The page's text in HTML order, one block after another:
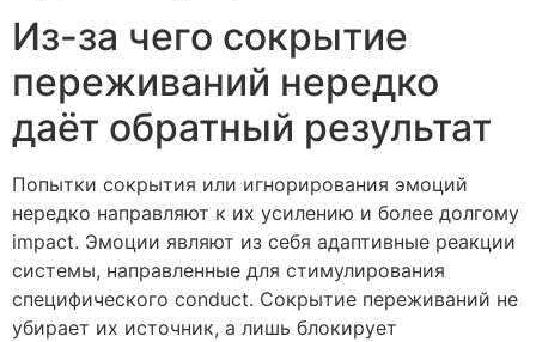
Из-за чего сокрытие
переживаний нередко
даёт обратный результат
Попытки сокрытия или игнорирования эмоций
нередко направляют к их усилению и более долгому
impact. Эмоции являют из себя адаптивные реакции
системы, направленные для стимулирования
специфического conduct. Сокрытие переживаний не
убирает их источник, а лишь блокирует